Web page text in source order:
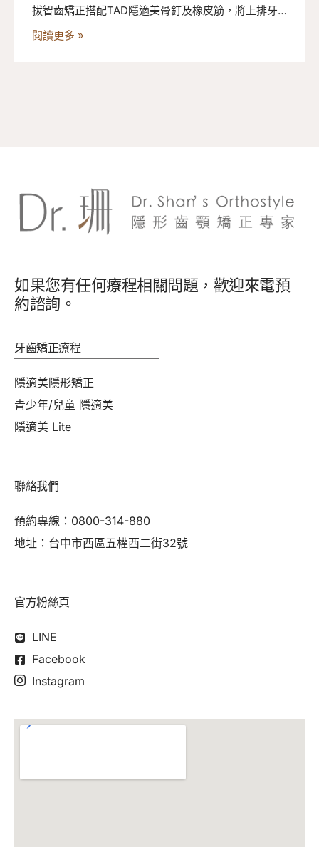
拔智齒矯正搭配TAD隱適美骨釘及橡皮筋，將上排牙
齒往後退並讓上唇退至美觀線內，大概兩年的時間完
閱讀更多 »
如果您有任何療程相關問題，歡迎來電預
約諮詢。
牙齒矯正療程
隱適美隱形矯正
青少年/兒童 隱適美
隱適美 Lite
聯絡我們
預約專線：0800-314-880
地址：台中市西區五權西二街32號
官方粉絲頁
LINE
Facebook
Instagram